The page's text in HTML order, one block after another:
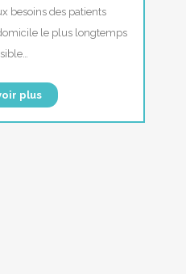
besoins des patients
le plus longtemps
plus